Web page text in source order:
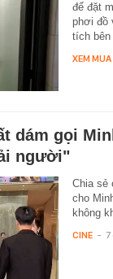
để đặt
phơi đồ
tích
XEM
dám gọi
người"
Chia sẻ
cho
không
CINE -